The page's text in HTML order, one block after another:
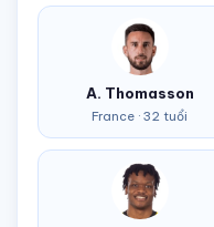
A. Thomasson
France · 32 tuổi